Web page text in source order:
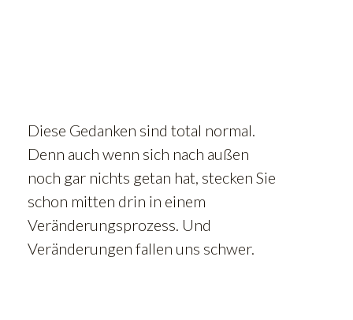
Diese Gedanken sind total normal.
Denn auch wenn sich nach außen
noch gar nichts getan hat, stecken Sie
schon mitten drin in einem
Veränderungsprozess. Und
Veränderungen fallen uns schwer.